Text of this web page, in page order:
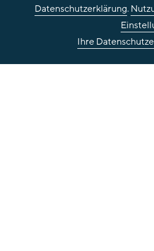
Datenschutzerklärung.
Ihre